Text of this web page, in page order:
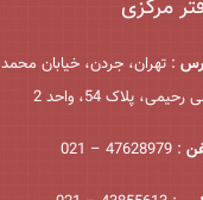
مرکزی
: تهران، جردن، خیابان محمد
رحیمی، پلاک 54، واحد 2
: 47628979 – 021